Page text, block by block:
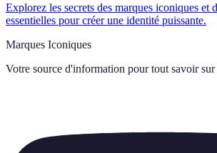
Explorez les secrets des marques iconiques et
essentielles pour créer une identité puissante.
Marques Iconiques
Votre source d'information pour tout savoir sur